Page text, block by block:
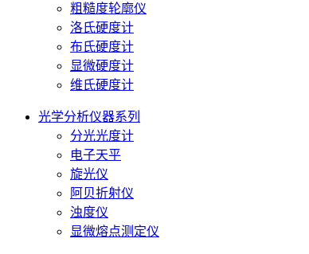
粗糙度轮廓仪
洛氏硬度计
布氏硬度计
显微硬度计
维氏硬度计
光学分析仪器系列
分光光度计
电子天平
旋光仪
阿贝折射仪
浊度仪
显微熔点测定仪